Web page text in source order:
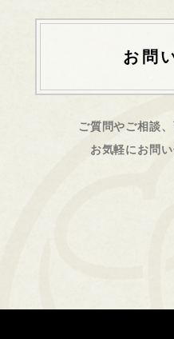
お問
ご質問やご相談
お気軽にお問